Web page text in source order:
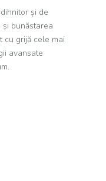
și de
bunăstarea
cu grijă cele mai
avansate